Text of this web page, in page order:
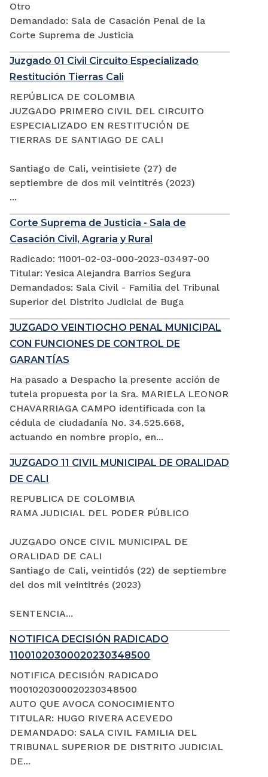
Otro
Demandado: Sala de Casación Penal de la
Corte Suprema de Justicia
Juzgado 01 Civil Circuito Especializado
Restitución Tierras Cali
REPÚBLICA DE COLOMBIA
JUZGADO PRIMERO CIVIL DEL CIRCUITO
ESPECIALIZADO EN RESTITUCIÓN DE
TIERRAS DE SANTIAGO DE CALI
Santiago de Cali, veintisiete (27) de
septiembre de dos mil veintitrés (2023)
...
Corte Suprema de Justicia - Sala de
Casación Civil, Agraria y Rural
Radicado: 11001-02-03-000-2023-03497-00
Titular: Yesica Alejandra Barrios Segura
Demandados: Sala Civil - Familia del Tribunal
Superior del Distrito Judicial de Buga
JUZGADO VEINTIOCHO PENAL MUNICIPAL
CON FUNCIONES DE CONTROL DE
GARANTÍAS
Ha pasado a Despacho la presente acción de
tutela propuesta por la Sra. MARIELA LEONOR
CHAVARRIAGA CAMPO identificada con la
cédula de ciudadanía No. 34.525.668,
actuando en nombre propio, en...
JUZGADO 11 CIVIL MUNICIPAL DE ORALIDAD
DE CALI
REPUBLICA DE COLOMBIA
RAMA JUDICIAL DEL PODER PÚBLICO
JUZGADO ONCE CIVIL MUNICIPAL DE
ORALIDAD DE CALI
Santiago de Cali, veintidós (22) de septiembre
del dos mil veintitrés (2023)
SENTENCIA...
NOTIFICA DECISIÓN RADICADO
11001020300020230348500
NOTIFICA DECISIÓN RADICADO
11001020300020230348500
AUTO QUE AVOCA CONOCIMIENTO
TITULAR: HUGO RIVERA ACEVEDO
DEMANDADO: SALA CIVIL FAMILIA DEL
TRIBUNAL SUPERIOR DE DISTRITO JUDICIAL
DE...